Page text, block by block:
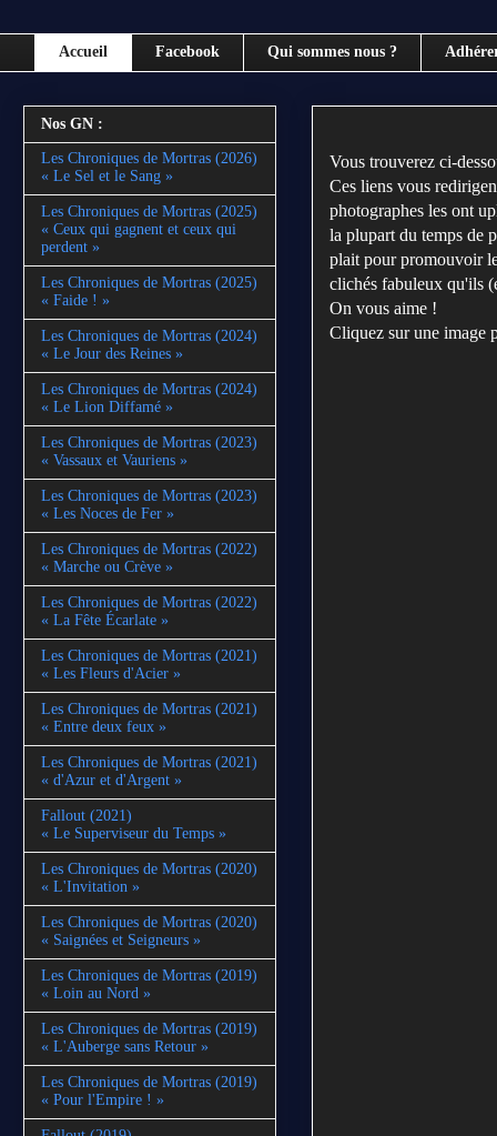
Accueil Facebook Qui sommes nous ?
Vous trouverez ci-
Ces liens vous
photographes les ont
la plupart du temps de
plait pour promouvoir
clichés fabuleux qu'ils
On vous aime !
Cliquez sur une image
Nos GN :
Les Chroniques de Mortras (2026)
« Le Sel et le Sang »
Les Chroniques de Mortras (2025)
« Ceux qui gagnent et ceux qui
perdent »
Les Chroniques de Mortras (2025)
« Faide ! »
Les Chroniques de Mortras (2024)
« Le Jour des Reines »
Les Chroniques de Mortras (2024)
« Le Lion Diffamé »
Les Chroniques de Mortras (2023)
« Vassaux et Vauriens »
Les Chroniques de Mortras (2023)
« Les Noces de Fer »
Les Chroniques de Mortras (2022)
« Marche ou Crève »
Les Chroniques de Mortras (2022)
« La Fête Écarlate »
Les Chroniques de Mortras (2021)
« Les Fleurs d'Acier »
Les Chroniques de Mortras (2021)
« Entre deux feux »
Les Chroniques de Mortras (2021)
« d'Azur et d'Argent »
Fallout (2021)
« Le Superviseur du Temps »
Les Chroniques de Mortras (2020)
« L'Invitation »
Les Chroniques de Mortras (2020)
« Saignées et Seigneurs »
Les Chroniques de Mortras (2019)
« Loin au Nord »
Les Chroniques de Mortras (2019)
« L'Auberge sans Retour »
Les Chroniques de Mortras (2019)
« Pour l'Empire ! »